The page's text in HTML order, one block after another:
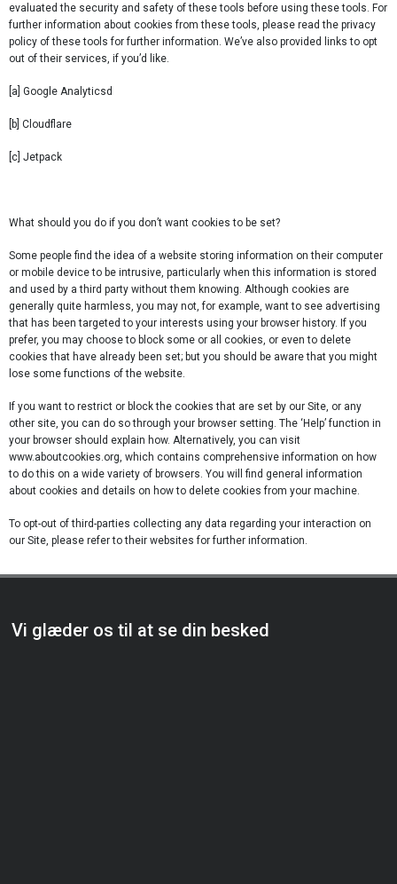
evaluated the security and safety of these tools before using these tools. For
further information about cookies from these tools, please read the privacy
policy of these tools for further information. We’ve also provided links to opt
out of their services, if you’d like.
[a] Google Analyticsd
[b] Cloudflare
[c] Jetpack
What should you do if you don’t want cookies to be set?
Some people find the idea of a website storing information on their computer
or mobile device to be intrusive, particularly when this information is stored
and used by a third party without them knowing. Although cookies are
generally quite harmless, you may not, for example, want to see advertising
that has been targeted to your interests using your browser history. If you
prefer, you may choose to block some or all cookies, or even to delete
cookies that have already been set; but you should be aware that you might
lose some functions of the website.
If you want to restrict or block the cookies that are set by our Site, or any
other site, you can do so through your browser setting. The ‘Help’ function in
your browser should explain how. Alternatively, you can visit
www.aboutcookies.org, which contains comprehensive information on how
to do this on a wide variety of browsers. You will find general information
about cookies and details on how to delete cookies from your machine.
To opt-out of third-parties collecting any data regarding your interaction on
our Site, please refer to their websites for further information.
Vi glæder os til at se din besked